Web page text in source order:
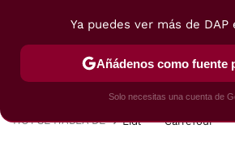
POSTRES VIAJES SELECCIÓN
HOY SE HABLA DE Lidl Carrefour
Ya puedes ver más de DAP
Añádenos como fuente
Solo necesitas una cuenta de